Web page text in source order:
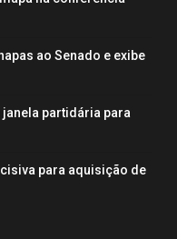
ao Senado e exibe
janela partidária para
para aquisição de